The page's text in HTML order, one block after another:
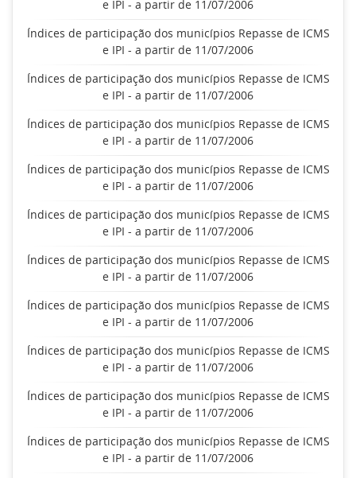
e IPI - a partir de 11/07/2006
Índices de participação dos municípios Repasse de ICMS
e IPI - a partir de 11/07/2006
Índices de participação dos municípios Repasse de ICMS
e IPI - a partir de 11/07/2006
Índices de participação dos municípios Repasse de ICMS
e IPI - a partir de 11/07/2006
Índices de participação dos municípios Repasse de ICMS
e IPI - a partir de 11/07/2006
Índices de participação dos municípios Repasse de ICMS
e IPI - a partir de 11/07/2006
Índices de participação dos municípios Repasse de ICMS
e IPI - a partir de 11/07/2006
Índices de participação dos municípios Repasse de ICMS
e IPI - a partir de 11/07/2006
Índices de participação dos municípios Repasse de ICMS
e IPI - a partir de 11/07/2006
Índices de participação dos municípios Repasse de ICMS
e IPI - a partir de 11/07/2006
Índices de participação dos municípios Repasse de ICMS
e IPI - a partir de 11/07/2006